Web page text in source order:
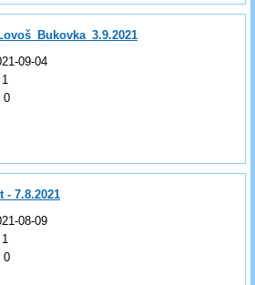
09-04
1
0
7.8.2021
08-09
1
0